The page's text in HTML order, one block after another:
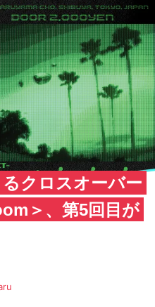
クロスオーバー
＞、第5回目が